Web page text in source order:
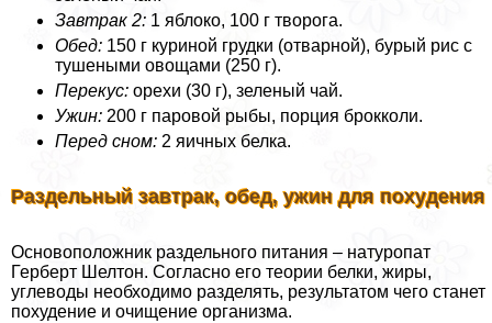
Завтpaк 2: 1 яблоко, 100 г творога.
Обед: 150 г куриной грудки (отварной), бурый рис с
тушеными овощами (250 г).
Перекус: орехи (30 г), зеленый чай.
Ужин: 200 г паровой рыбы, порция брокколи.
Перед сном: 2 яичных белка.
Раздельный завтpaк, обед, ужин для похудения
Основоположник раздельного питания – натуропат
Герберт Шелтон. Согласно его теории белки, жиры,
углеводы необходимо разделять, результатом чего станет
похудение и очищение организма.